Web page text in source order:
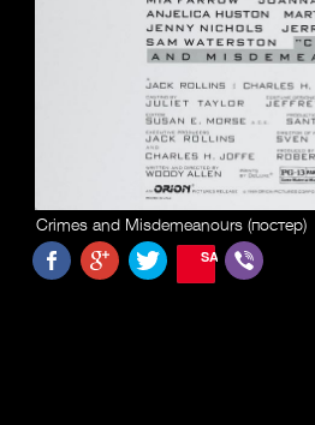
Crimes and Misdemeanours (постер)
SAVE